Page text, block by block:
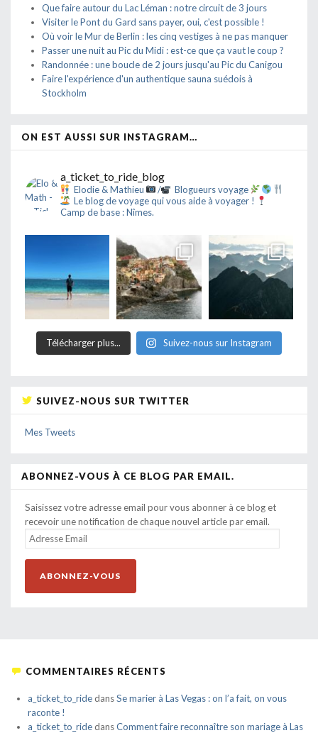
Que faire autour du Lac Léman : notre circuit de 3 jours
Visiter le Pont du Gard sans payer, oui, c'est possible !
Où voir le Mur de Berlin : les cinq vestiges à ne pas manquer
Passer une nuit au Pic du Midi : est-ce que ça vaut le coup ?
Randonnée : une boucle de 2 jours jusqu'au Pic du Canigou
Faire l'expérience d'un authentique sauna suédois à
Stockholm
ON EST AUSSI SUR INSTAGRAM…
a_ticket_to_ride_blog
Elodie & Mathieu /
Blogueurs voyage
Le blog de voyage qui vous aide à voyager !
Camp de base : Nîmes.
Télécharger plus... Suivez-nous sur Instagram
SUIVEZ-NOUS SUR TWITTER
Mes Tweets
ABONNEZ-VOUS À CE BLOG PAR EMAIL.
Saisissez votre adresse email pour vous abonner à ce blog et
recevoir une notification de chaque nouvel article par email.
ADRESSE
EMAIL
ABONNEZ-VOUS
COMMENTAIRES RÉCENTS
a_ticket_to_ridedansSe marier à Las Vegas : on l’a fait, on vous
raconte !
a_ticket_to_ridedansComment faire reconnaître son mariage à Las